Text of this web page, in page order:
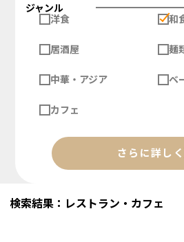
ジャンル
洋食
和
居酒屋 麺
中華・アジア ベ
カフェ
さらに詳し
検索結果：レストラン・カフェ